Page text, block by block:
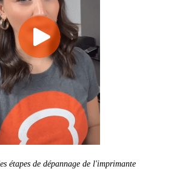
étapes de dépannage de l'imprimante